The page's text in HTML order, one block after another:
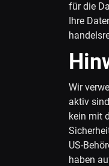
für die
Ihre
Wir
aktiv
kein mit
US-
haben